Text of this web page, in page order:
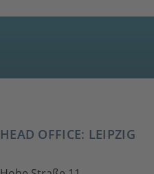
HEAD OFFICE: LEIPZIG